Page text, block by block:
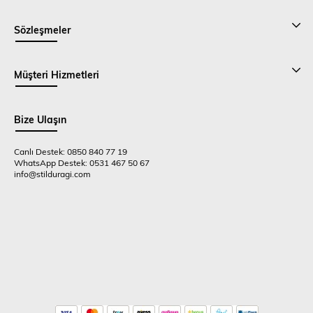
Sözleşmeler
Müşteri Hizmetleri
Bize Ulaşın
Canlı Destek: 0850 840 77 19
WhatsApp Destek: 0531 467 50 67
info@stilduragi.com